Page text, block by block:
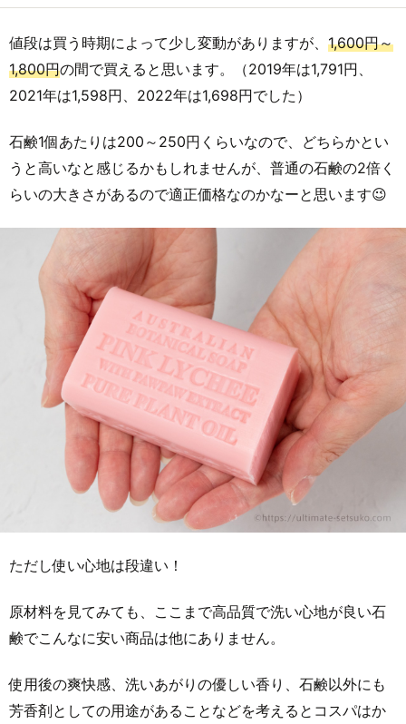
値段は買う時期によって少し変動がありますが、 1,600円～
1,800円の間で買えると思います。（2019年は1,791円、
2021年は1,598円、2022年は1,698円でした）
石鹸1個あたりは200～250円くらいなので、どちらかとい
うと高いなと感じるかもしれませんが、普通の石鹸の2倍く
らいの大きさがあるので適正価格なのかなーと思います😉
ただし使い心地は段違い！
原材料を見てみても、ここまで高品質で洗い心地が良い石
鹸でこんなに安い商品は他にありません。
使用後の爽快感、洗いあがりの優しい香り、石鹸以外にも
芳香剤としての用途があることなどを考えるとコスパはか